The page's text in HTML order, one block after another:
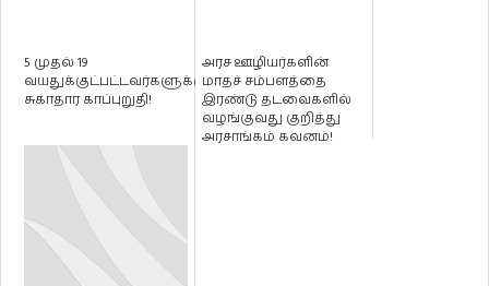
5 முதல் 19
வயதுக்குட்பட்டவர்களுக்கு
சுகாதார காப்புறுதி!
அரச ஊழியர்களின்
மாதச் சம்பளத்தை
இரண்டு தடவைகளில்
வழங்குவது குறித்து
அரசாங்கம் கவனம்!